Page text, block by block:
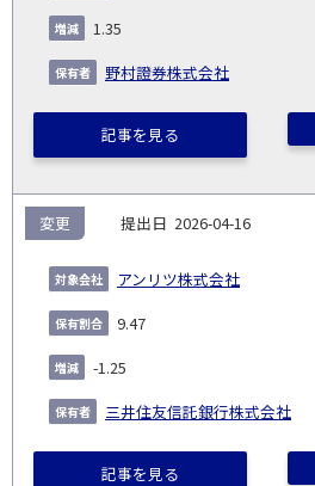
1.35
野村證券株式会社
記事を見る
2026-04-16
アンリツ株式会社
変更
9.47
-1.25
三井住友信託銀行株式会社
記事を見る